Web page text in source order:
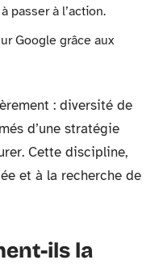
passer à l’action.
Google grâce aux
: diversité de
d’une stratégie
Cette discipline,
et à la recherche de
ils la